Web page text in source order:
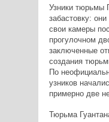
Узники тюрьмы
забастовку:
свои камеры
прогулочном
заключенные
создания
По
узников
примерно две
Тюрьма